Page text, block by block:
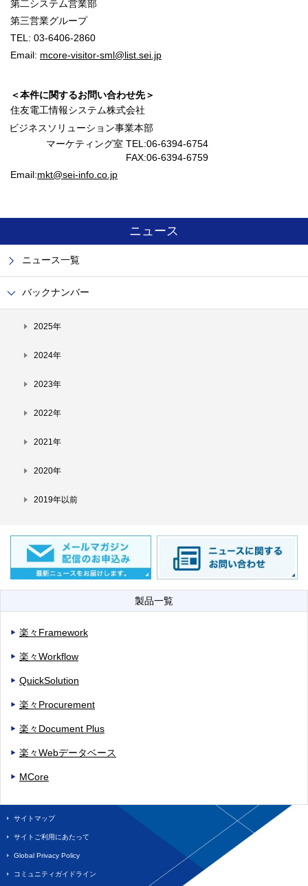
第二システム営業部
第三営業グループ
TEL: 03-6406-2860
Email: mcore-visitor-sml@list.sei.jp
＜本件に関するお問い合わせ先＞
住友電工情報システム株式会社
ビジネスソリューション事業本部
マーケティング室 TEL:06-6394-6754
FAX:06-6394-6759
Email:mkt@sei-info.co.jp
ニュース
ニュース一覧
バックナンバー
2025年
2024年
2023年
2022年
2021年
2020年
2019年以前
製品一覧
楽々Framework
楽々Workflow
QuickSolution
楽々Procurement
楽々Document Plus
楽々Webデータベース
MCore
サイトマップ
サイトご利用にあたって
Global Privacy Policy
コミュニティガイドライン